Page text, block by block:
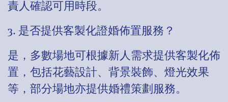
責人確認可用時段。
3. 是否提供客製化證婚佈置服務？
是，多數場地可根據新人需求提供客製化佈
置，包括花藝設計、背景裝飾、燈光效果
等，部分場地亦提供婚禮策劃服務。